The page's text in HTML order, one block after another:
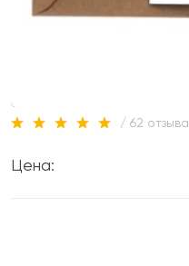
/ 62 отзыва
Цена: